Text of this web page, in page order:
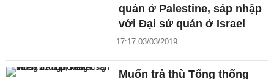
quán ở Palestine, sáp nhập
với Đại sứ quán ở Israel
17:17 03/03/2019
Muốn trả thù Tổng thống